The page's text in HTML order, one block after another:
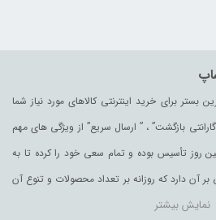
بستر برای خرید اینترنتی کالاهای مورد نیاز شما
بازگشت” ، ” ارسال سریع” از ویژگی های مهم
روز تأسیس بوده و تمام سعی خود را کرده تا به
آن دارد که روزانه بر تعداد محصولات و تنوع آن
با هر نوع سلیقه را در خرید محصولات اینترنتی مرتفع
نمایش بیشتر